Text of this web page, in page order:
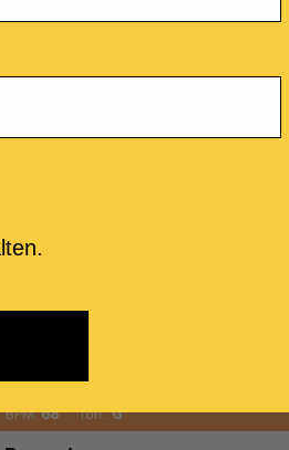
Buster Poindexter
Virtual Duet With Nat King Cole
BPM:68 Ton.:G